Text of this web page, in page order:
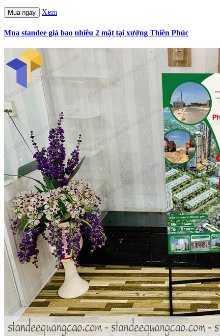
Mua ngay Xem
Mua standee giá bao nhiêu 2 mặt tại xưởng Thiên Phúc